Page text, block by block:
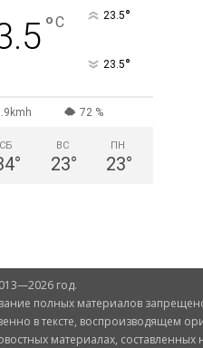
°C 23.5°
23.5°
72 %
СБ
°
ВС
23°
ПН
23°
год.
полных материалов
в тексте, воспроизводящем
материалах,